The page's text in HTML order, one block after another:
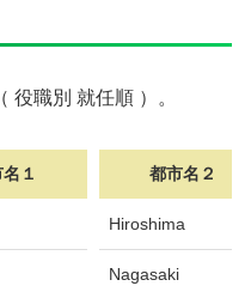
役職別 就任順 ）。
１ 都市名２
１ 都市名２
Hiroshima
Nagasaki